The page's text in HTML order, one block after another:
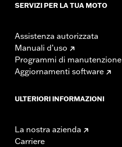
SERVIZI PER LA TUA MOTO
Assistenza autorizzata
Manuali d’uso
Programmi di manutenzione
Aggiornamenti software
ULTERIORI INFORMAZIONI
La nostra azienda
Carriere